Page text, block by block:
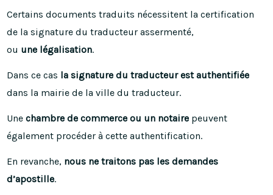
Certains documents traduits nécessitent la certification
de la signature du traducteur assermenté,
ou une légalisation.
Dans ce cas la signature du traducteur est authentifiée
dans la mairie de la ville du traducteur.
Unechambre de commerce ou un notaire peuvent
également procéder à cette authentification.
En revanche, nous ne traitons pas les demandes
d’apostille.